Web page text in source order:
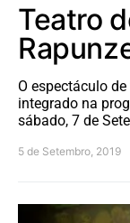
Teatro
O espectáculo
integrado na
sábado, 7 de
5 de Setembro, 2019